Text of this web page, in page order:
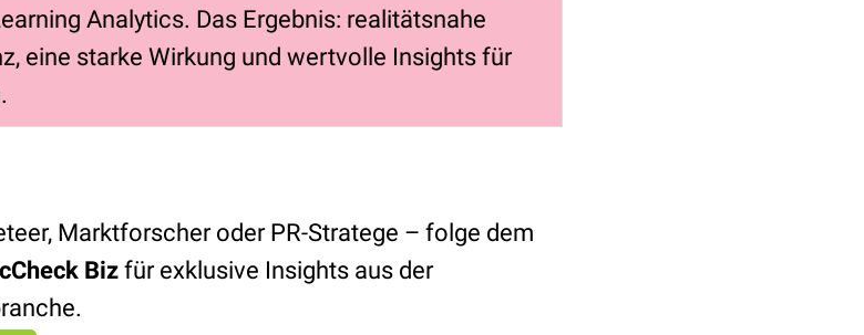
Analytics. Das Ergebnis: realitätsnahe
eine starke Wirkung und wertvolle Insights für
Marktforscher oder PR-Stratege – folge dem
Bizfür exklusive Insights aus der